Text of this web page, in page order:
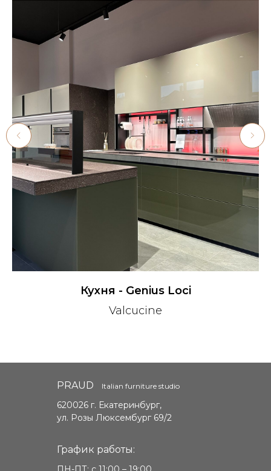
Кухня - Genius Loci
Valcucine
PRAUD
620026 г. Екатеринбург,
ул. Розы Люксембург 69/2
График работы:
Italian furniture studio